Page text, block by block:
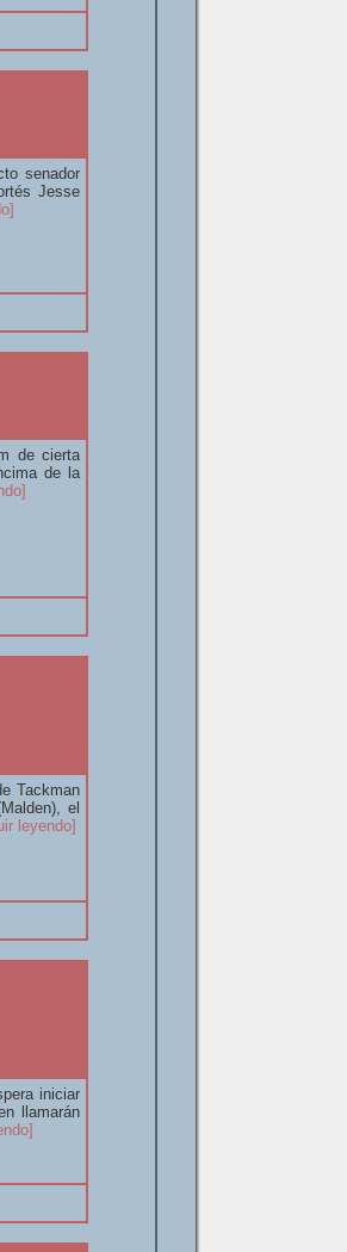
senador
Jesse
de cierta
de la
Tackman
el
leyendo]
iniciar
llamarán